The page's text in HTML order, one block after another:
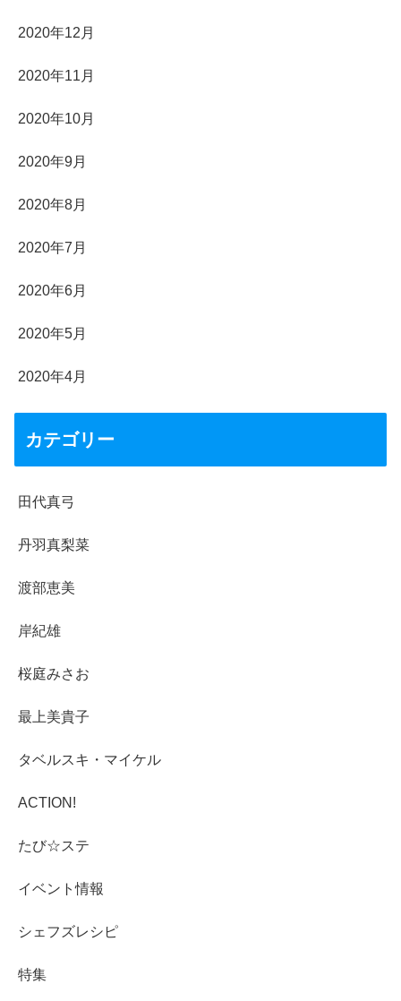
2020年12月
2020年11月
2020年10月
2020年9月
2020年8月
2020年7月
2020年6月
2020年5月
2020年4月
カテゴリー
田代真弓
丹羽真梨菜
渡部恵美
岸紀雄
桜庭みさお
最上美貴子
タベルスキ・マイケル
ACTION!
たび☆ステ
イベント情報
シェフズレシピ
特集